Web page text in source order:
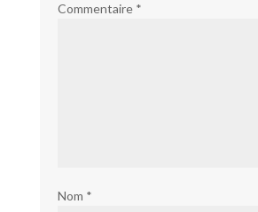
Commentaire *
Nom *